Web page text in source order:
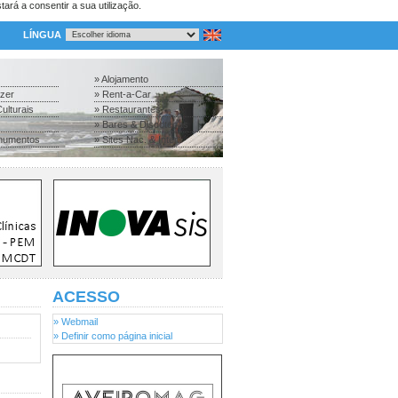
a consentir a sua utilização.
LÍNGUA
» Alojamento
» Rent-a-Car
» Restaurantes
» Bares & Discotecas
» Sites Nac. & Inter.
ACESSO
» Webmail
» Definir como página inicial